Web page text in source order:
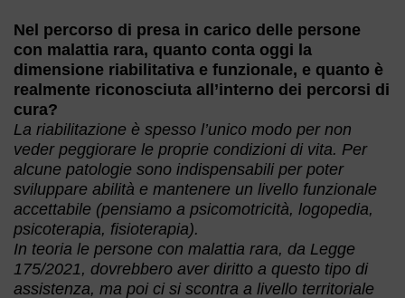
Nel percorso di presa in carico delle persone
con malattia rara, quanto conta oggi la
dimensione riabilitativa e funzionale, e quanto è
realmente riconosciuta all’interno dei percorsi di
cura?
La riabilitazione è spesso l’unico modo per non
veder peggiorare le proprie condizioni di vita. Per
alcune patologie sono indispensabili per poter
sviluppare abilità e mantenere un livello funzionale
accettabile (pensiamo a psicomotricità, logopedia,
psicoterapia, fisioterapia).
In teoria le persone con malattia rara, da Legge
175/2021, dovrebbero aver diritto a questo tipo di
assistenza, ma poi ci si scontra a livello territoriale